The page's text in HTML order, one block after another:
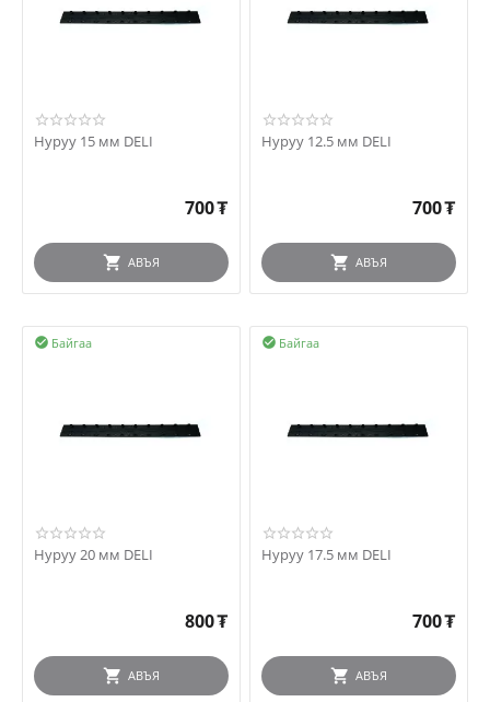
Нуруу 15 мм DELI
700₮
АВЪЯ
Нуруу 12.5 мм DELI
700₮
АВЪЯ
Байгаа

Нуруу 20 мм DELI
800₮
АВЪЯ
Байгаа

Нуруу 17.5 мм DELI
700₮
АВЪЯ